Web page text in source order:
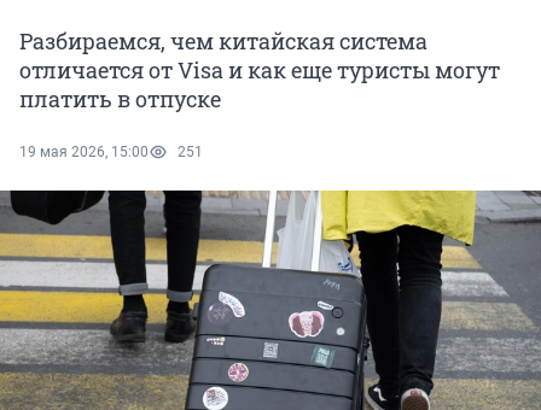
Разбираемся, чем китайская система
отличается от Visa и как еще туристы могут
платить в отпуске
19 мая 2026, 15:00 251